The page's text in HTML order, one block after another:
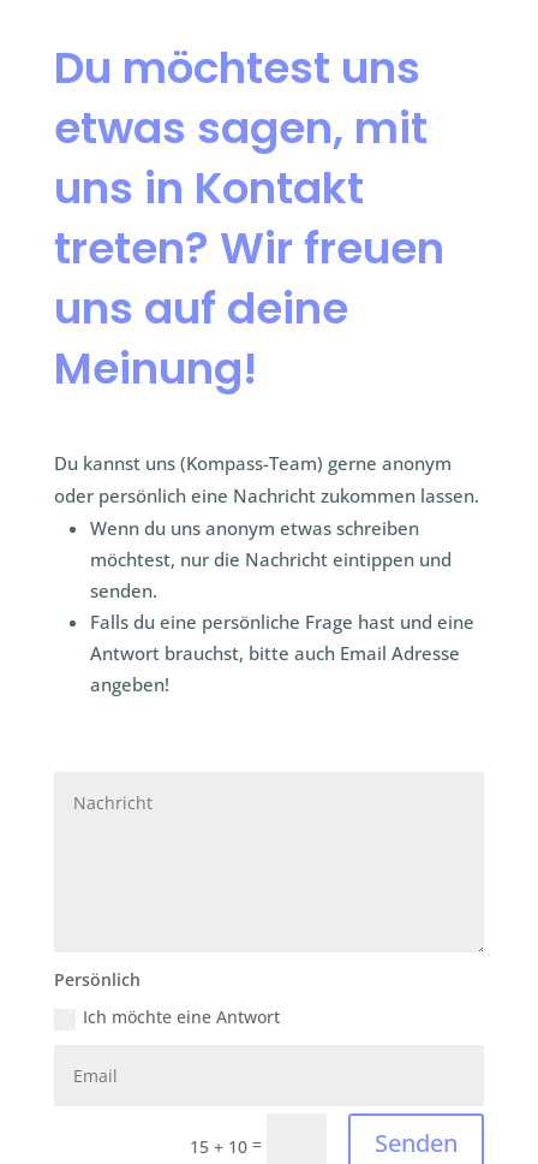
Du möchtest uns
etwas sagen, mit
uns in Kontakt
treten? Wir freuen
uns auf deine
Meinung!
Du kannst uns (Kompass-Team) gerne anonym
oder persönlich eine Nachricht zukommen lassen.
Wenn du uns anonym etwas schreiben
möchtest, nur die Nachricht eintippen und
senden.
Falls du eine persönliche Frage hast und eine
Antwort brauchst, bitte auch Email Adresse
angeben!
Persönlich
Ich möchte eine Antwort
15 + 10 = Senden